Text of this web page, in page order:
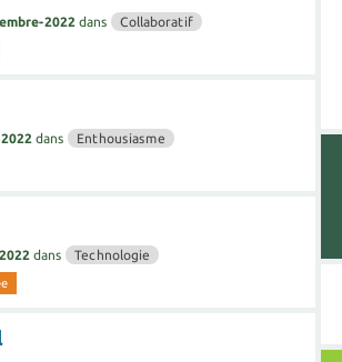
2022 dans Collaboratif
dans Enthousiasme
dans Technologie